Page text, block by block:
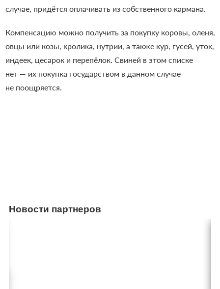
случае, придётся оплачивать из собственного кармана.
Компенсацию можно получить за покупку коровы, оленя,
овцы или козы, кролика, нутрии, а также кур, гусей, уток,
индеек, цесарок и перепёлок. Свиней в этом списке
нет — их покупка государством в данном случае
не поощряется.
Новости партнеров